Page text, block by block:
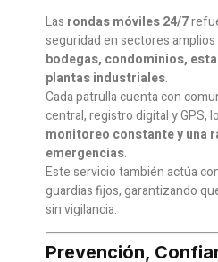
Las rondas móviles 24/7
seguridad en sectores
bodegas, condominios,
plantas industriales.
Cada patrulla cuenta con
central, registro digital y GPS,
monitoreo constante y una
emergencias.
Este servicio también actúa
guardias fijos, garantizando
sin vigilancia.
Prevención,